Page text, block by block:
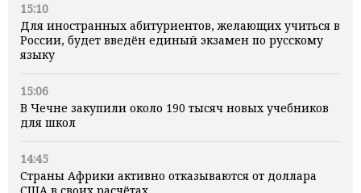
15:10
Для иностранных абитуриентов, желающих учиться в
России, будет введён единый экзамен по русскому
языку
15:06
В Чечне закупили около 190 тысяч новых учебников
для школ
14:45
Страны Африки активно отказываются от доллара